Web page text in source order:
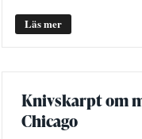
Läs mer
Knivskarpt om
Chicago